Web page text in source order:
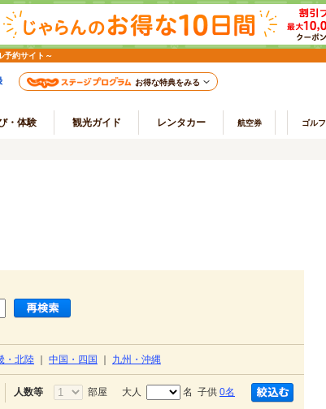
約サイト～
お得な特典をみる
・体験 観光ガイド レンタカー 航空券 ゴルフ
・北陸 中国・四国 九州・沖縄
人数等 部屋 大人 名 子供 0名